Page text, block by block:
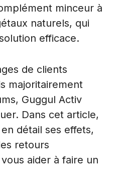
minceur à
naturels, qui
efficace.
de clients
majoritairement
Guggul Activ
Dans cet article,
détail ses effets,
retours
aider à faire un